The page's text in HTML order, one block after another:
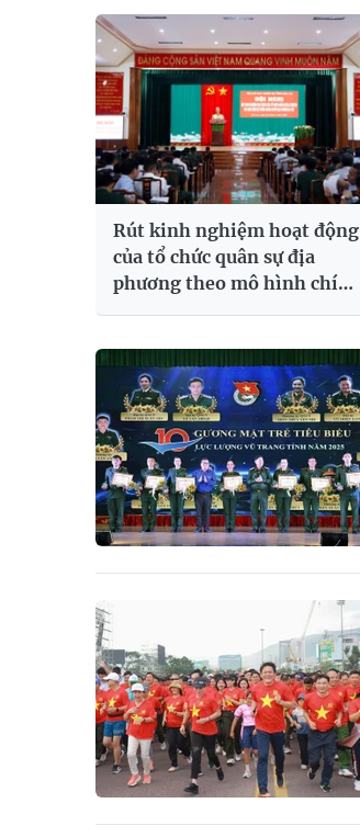
Rút kinh nghiệm hoạt động
của tổ chức quân sự địa
phương theo mô hình chính
quyền địa phương 2 cấp